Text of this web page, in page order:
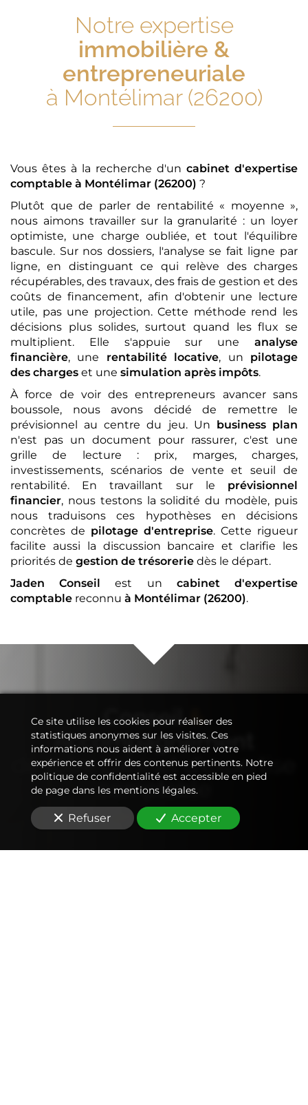
Notre expertise
immobilière &
entrepreneuriale
à Montélimar (26200)
Vous êtes à la recherche d'un cabinet d'expertise
comptable à Montélimar (26200) ?
Plutôt que de parler de rentabilité « moyenne »,
nous aimons travailler sur la granularité : un loyer
optimiste, une charge oubliée, et tout l'équilibre
bascule. Sur nos dossiers, l'analyse se fait ligne par
ligne, en distinguant ce qui relève des charges
récupérables, des travaux, des frais de gestion et des
coûts de financement, afin d'obtenir une lecture
utile, pas une projection. Cette méthode rend les
décisions plus solides, surtout quand les flux se
multiplient. Elle s'appuie sur une analyse
financière, une rentabilité locative, un pilotage
des charges et une simulation après impôts.
À force de voir des entrepreneurs avancer sans
boussole, nous avons décidé de remettre le
prévisionnel au centre du jeu. Un business plan
n'est pas un document pour rassurer, c'est une
grille de lecture : prix, marges, charges,
investissements, scénarios de vente et seuil de
rentabilité. En travaillant sur le prévisionnel
financier, nous testons la solidité du modèle, puis
nous traduisons ces hypothèses en décisions
concrètes de pilotage d'entreprise. Cette rigueur
facilite aussi la discussion bancaire et clarifie les
priorités de gestion de trésorerie dès le départ.
Jaden Conseil est un cabinet d'expertise
comptable reconnu à Montélimar (26200).
Conseil&
Accompagnement
de votrecabinet d'expertise
comptable
Ce site utilise les cookies pour réaliser des
statistiques anonymes sur les visites. Ces
informations nous aident à améliorer votre
expérience et offrir des contenus pertinents. Notre
politique de confidentialité est accessible en pied
de page dans les mentions légales.
Refuser Accepter